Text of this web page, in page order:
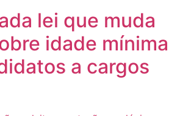
lei que muda
idade mínima
a cargos